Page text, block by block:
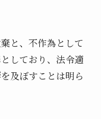
と、 不作為として
しており、 法令適
及ぼすことは明ら